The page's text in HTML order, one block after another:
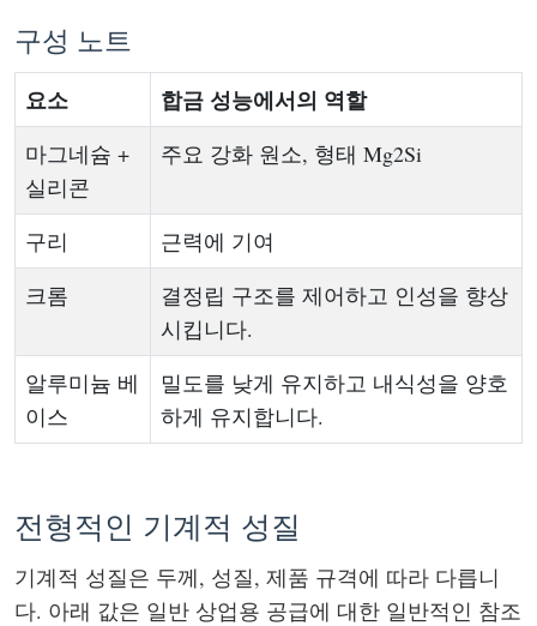
구성 노트
요소
합금 성능에서의 역할
마그네슘 +
실리콘
주요 강화 원소, 형태 Mg2Si
구리
근력에 기여
크롬
결정립 구조를 제어하고 인성을 향상
시킵니다.
알루미늄 베
이스
밀도를 낮게 유지하고 내식성을 양호
하게 유지합니다.
전형적인 기계적 성질
기계적 성질은 두께, 성질, 제품 규격에 따라 다릅니
다. 아래 값은 일반 상업용 공급에 대한 일반적인 참조